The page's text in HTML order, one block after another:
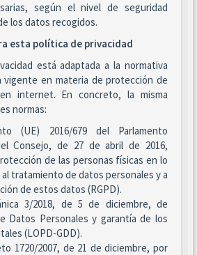
según el nivel de seguridad
los datos recogidos.
esta política de privacidad
está adaptada a la normativa
vigente en materia de protección de
internet. En concreto, la misma
normas:
(UE) 2016/679 del Parlamento
Consejo, de 27 de abril de 2016,
de las personas físicas en lo
tratamiento de datos personales y a
de estos datos (RGPD).
3/2018, de 5 de diciembre, de
Datos Personales y garantía de los
(LOPD-GDD).
1720/2007, de 21 de diciembre, por